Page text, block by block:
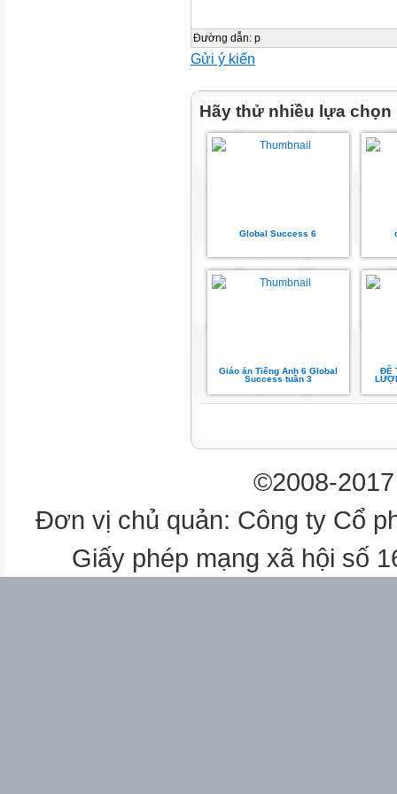
New Learning and Practice:
1. Play "Ball Pass" and say
3. Sing "Hello Song"
4. Do "Exercise Routine"
Greeting
 My name is…………
- T introduce the new lesson:
Đường dẫn: p
Gửi ý kiến
Hãy thử nhiều lựa chọn
Global Success 6
Giáo án Tiếng Anh 6 Global
Success tuần 3
ĐỀ
©2008-
Đơn vị chủ quản: Công ty Cổ
Giấy phép mạng xã hội số